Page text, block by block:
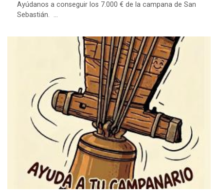
Ayúdanos a conseguir los 7.000 € de la campana de San
Sebastián. ...